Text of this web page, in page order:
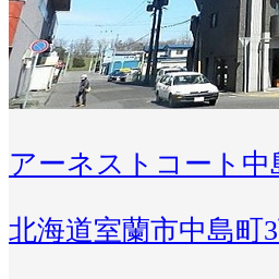
アーネストコート中
北海道室蘭市中島町